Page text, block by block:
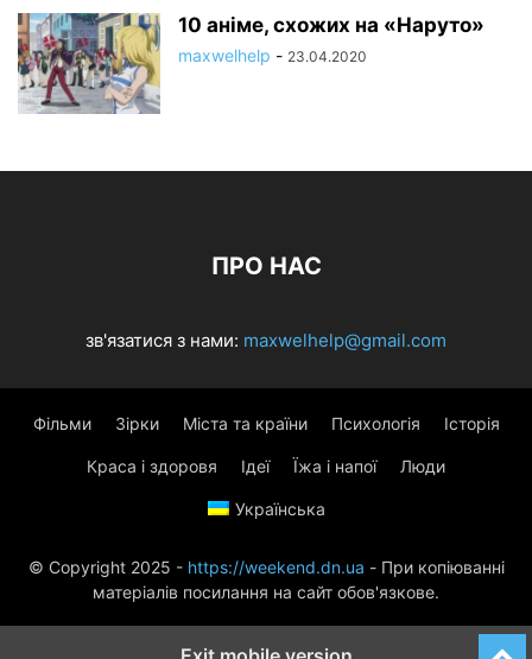
10 аніме, схожих на «Наруто»
maxwelhelp - 23.04.2020
ПРО НАС
зв'язатися з нами: maxwelhelp@gmail.com
Фільми Зірки Міста та країни Психологія Історія
Краса і здоровя Ідеї Їжа і напої Люди
Українська
© Copyright 2025 - https://weekend.dn.ua - При копіюванні
матеріалів посилання на сайт обов'язкове.